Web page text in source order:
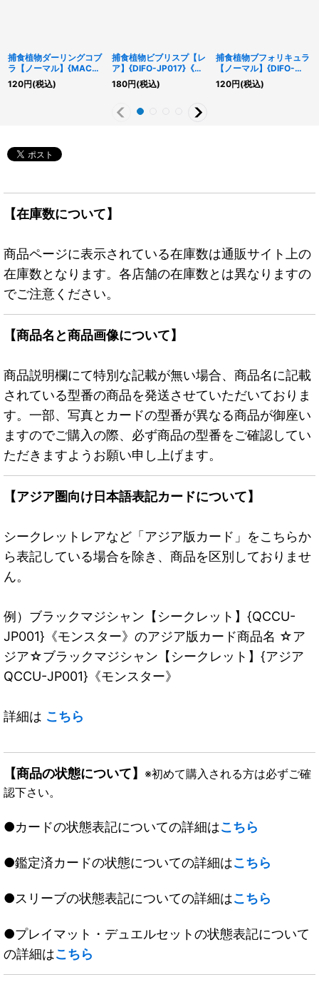
捕食植物ダーリングコブ
ラ【ノーマル】{MACR-
JP010}《モンスター》
120円(税込)
捕食植物ビブリスプ【レ
ア】{DIFO-JP017}《モ
ンスター》
180円(税込)
捕食植物ブフォリキュラ
【ノーマル】{DIFO-
JP018}《モンスター》
120円(税込)
【在庫数について】
商品ページに表示されている在庫数は通販サイト上の
在庫数となります。各店舗の在庫数とは異なりますの
でご注意ください。
【商品名と商品画像について】
商品説明欄にて特別な記載が無い場合、商品名に記載
されている型番の商品を発送させていただいておりま
す。一部、写真とカードの型番が異なる商品が御座い
ますのでご購入の際、必ず商品の型番をご確認してい
ただきますようお願い申し上げます。
【アジア圏向け日本語表記カードについて】
シークレットレアなど「アジア版カード」をこちらか
ら表記している場合を除き、商品を区別しておりませ
ん。
例）ブラックマジシャン【シークレット】{QCCU-
JP001}《モンスター》のアジア版カード商品名 ☆ア
ジア☆ブラックマジシャン【シークレット】{アジア
QCCU-JP001}《モンスター》
詳細は こちら
【商品の状態について】 ※初めて購入される方は必ずご確
認下さい。
●カードの状態表記についての詳細はこちら
●鑑定済カードの状態についての詳細はこちら
●スリーブの状態表記についての詳細はこちら
●プレイマット・デュエルセットの状態表記について
の詳細はこちら